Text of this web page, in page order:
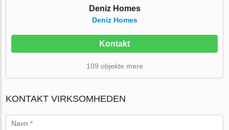
Deniz Homes
Deniz Homes
Kontakt
109 objekte mere
KONTAKT VIRKSOMHEDEN